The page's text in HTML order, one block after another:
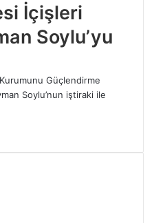
İçişleri
Soylu’yu
Güçlendirme
Soylu’nun iştiraki ile